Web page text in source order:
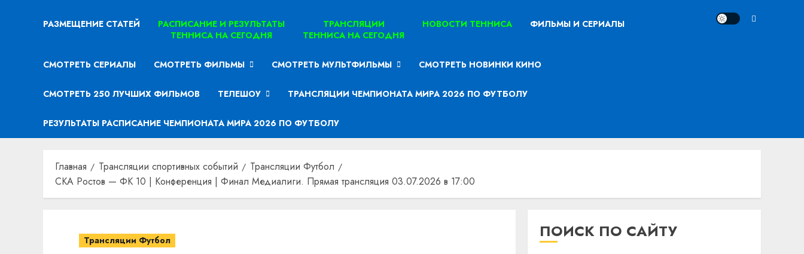
РАЗМЕЩЕНИЕ СТАТЕЙ
РАСПИСАНИЕ И РЕЗУЛЬТАТЫ
ТЕННИСА НА СЕГОДНЯ
ТРАНСЛЯЦИИ
ТЕННИСА НА СЕГОДНЯ
НОВОСТИ ТЕННИСА ФИЛЬМЫ И СЕРИАЛЫ
СМОТРЕТЬ СЕРИАЛЫ СМОТРЕТЬ ФИЛЬМЫ СМОТРЕТЬ МУЛЬТФИЛЬМЫ СМОТРЕТЬ НОВИНКИ КИНО
СМОТРЕТЬ 250 ЛУЧШИХ ФИЛЬМОВ ТЕЛЕШОУ ТРАНСЛЯЦИИ ЧЕМПИОНАТА МИРА 2026 ПО ФУТБОЛУ
РЕЗУЛЬТАТЫ РАСПИСАНИЕ ЧЕМПИОНАТА МИРА 2026 ПО ФУТБОЛУ
Главная Трансляции спортивных событий
Трансляции Футбол
СКА Ростов — ФК 10 | Конференция | Финал Медиалиги. Прямая трансляция 03.07.2026 в 17:00
Трансляции Футбол ПОИСК ПО САЙТУ